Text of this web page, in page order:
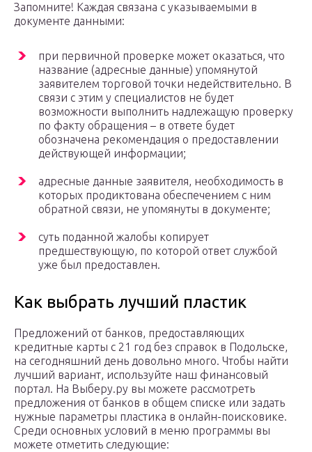
Запомните! Каждая связана с указываемыми в
документе данными:
при первичной проверке может оказаться, что
название (адресные данные) упомянутой
заявителем торговой точки недействительно. В
связи с этим у специалистов не будет
возможности выполнить надлежащую проверку
по факту обращения – в ответе будет
обозначена рекомендация о предоставлении
действующей информации;
адресные данные заявителя, необходимость в
которых продиктована обеспечением с ним
обратной связи, не упомянуты в документе;
суть поданной жалобы копирует
предшествующую, по которой ответ службой
уже был предоставлен.
Как выбрать лучший пластик
Предложений от банков, предоставляющих
кредитные карты с 21 год без справок в Подольске,
на сегодняшний день довольно много. Чтобы найти
лучший вариант, используйте наш финансовый
портал. На Выберу.ру вы можете рассмотреть
предложения от банков в общем списке или задать
нужные параметры пластика в онлайн-поисковике.
Среди основных условий в меню программы вы
можете отметить следующие: